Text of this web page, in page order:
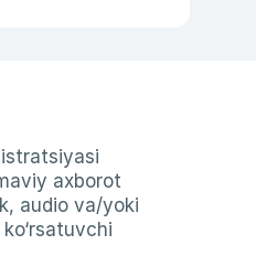
axborot
audio va/yoki